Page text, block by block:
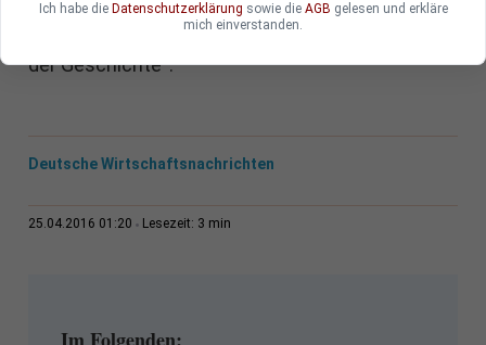
Weg. Obama lobte Merkels Flüchtlingspolitik und
der Geschichte“.
Deutsche Wirtschaftsnachrichten
25.04.2016 01:20 Lesezeit: 3 min
Ich habe die Datenschutzerklärung sowie die AGB gelesen und erkläre
mich einverstanden.